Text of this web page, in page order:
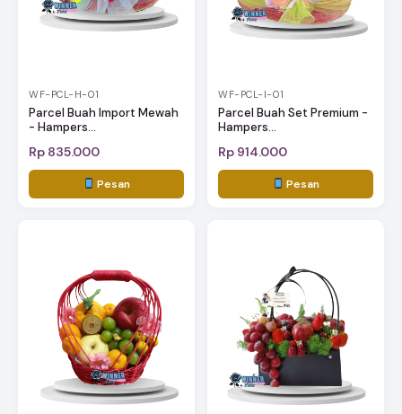
WF-PCL-H-01
Parcel Buah Import Mewah
- Hampers...
Rp 835.000
Pesan
WF-PCL-I-01
Parcel Buah Set Premium -
Hampers...
Rp 914.000
Pesan